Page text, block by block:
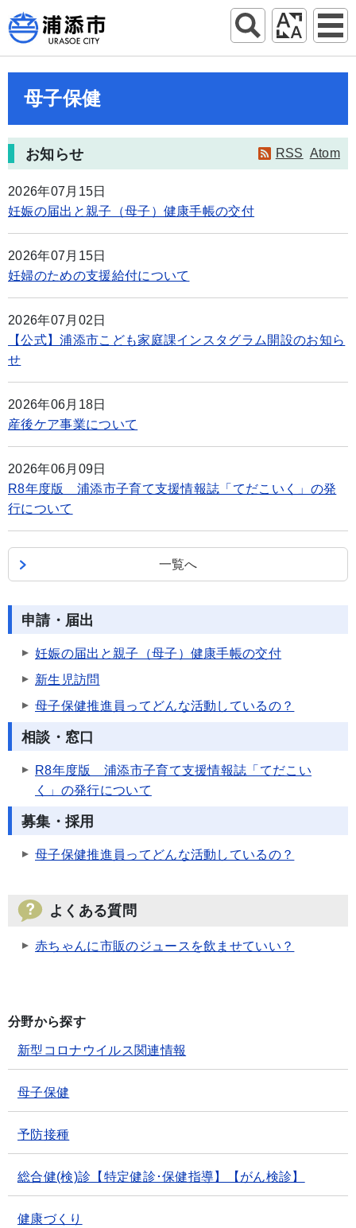
母子保健
お知らせ RSS Atom
2026年07月15日
妊娠の届出と親子（母子）健康手帳の交付
2026年07月15日
妊婦のための支援給付について
2026年07月02日
【公式】浦添市こども家庭課インスタグラム開設のお知ら
せ
2026年06月18日
産後ケア事業について
2026年06月09日
R8年度版 浦添市子育て支援情報誌「てだこいく」の発
行について
一覧へ
申請・届出
妊娠の届出と親子（母子）健康手帳の交付
新生児訪問
母子保健推進員ってどんな活動しているの？
相談・窓口
R8年度版 浦添市子育て支援情報誌「てだこい
く」の発行について
募集・採用
母子保健推進員ってどんな活動しているの？
よくある質問
赤ちゃんに市販のジュースを飲ませていい？
分野から探す
新型コロナウイルス関連情報
母子保健
予防接種
総合健(検)診【特定健診･保健指導】【がん検診】
健康づくり